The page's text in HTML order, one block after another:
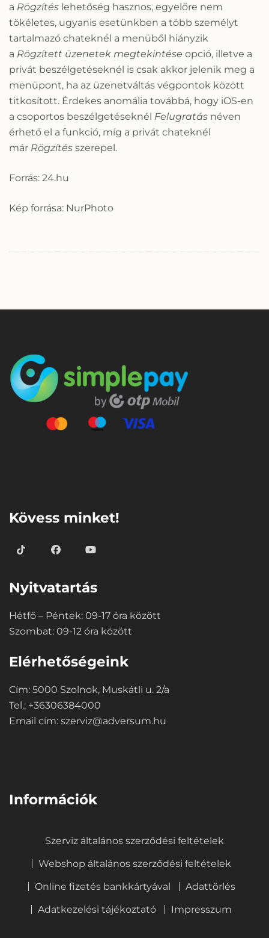
a Rögzítés lehetőség hasznos, egyelőre nem
tökéletes, ugyanis esetünkben a több személyt
tartalmazó chateknél a menüből hiányzik
a Rögzített üzenetek megtekintése opció, illetve a
privát beszélgetéseknél is csak akkor jelenik meg a
menüpont, ha az üzenetváltás végpontok között
titkosított. Érdekes anomália továbbá, hogy iOS-en
a csoportos beszélgetéseknél Felugratás néven
érhető el a funkció, míg a privát chateknél
már Rögzítés szerepel.
Forrás: 24.hu
Kép forrása: NurPhoto
Kövess minket!
Nyitvatartás
Hétfő – Péntek: 09-17 óra között
Szombat: 09-12 óra között
Elérhetőségeink
Cím: 5000 Szolnok, Muskátli u. 2/a
Tel.: +36306384000
Email cím: szerviz@adversum.hu
Információk
Szerviz általános szerződési feltételek
Webshop általános szerződési feltételek
Online fizetés bankkártyával
Adattörlés
Adatkezelési tájékoztató
Impresszum